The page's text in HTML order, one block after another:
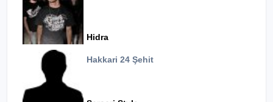
Hidra
Hakkari 24 Şehit